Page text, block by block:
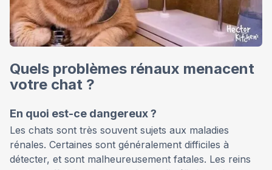
Quels problèmes rénaux menacent
votre chat ?
En quoi est-ce dangereux ?
Les chats sont très souvent sujets aux maladies
rénales. Certaines sont généralement difficiles à
détecter, et sont malheureusement fatales. Les reins